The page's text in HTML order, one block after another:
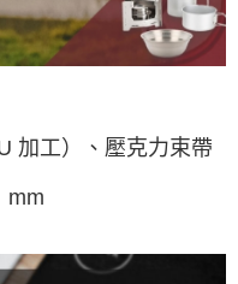
交貨並收取運費) 查看運費
加工）、壓克力束帶
mm